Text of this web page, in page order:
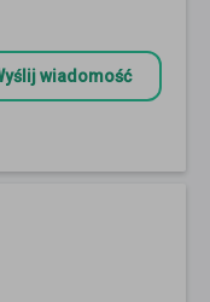
wiadomość